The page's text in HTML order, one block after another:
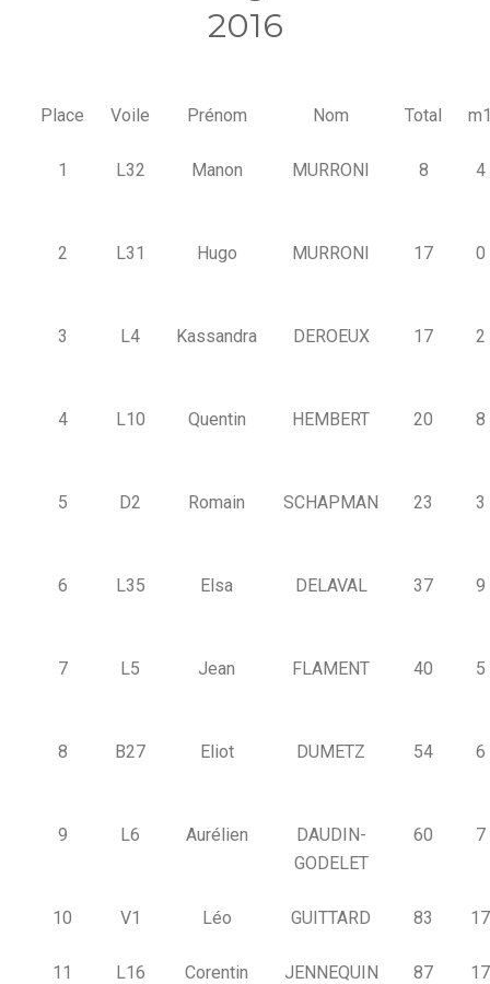
2016
Place Voile Prénom Nom Total
1 L32 Manon MURRONI 8 4
2 L31 Hugo MURRONI 17 0
3 L4 Kassandra DEROEUX 17 2
4 L10 Quentin HEMBERT 20 8
5 D2 Romain SCHAPMAN 23 3
6 L35 Elsa DELAVAL 37 9
7 L5 Jean FLAMENT 40 5
8 B27 Eliot DUMETZ 54 6
9 L6 Aurélien
DAUDIN-
GODELET
60 7
10 V1 Léo GUITTARD 83 17
11 L16 Corentin JENNEQUIN 87 17